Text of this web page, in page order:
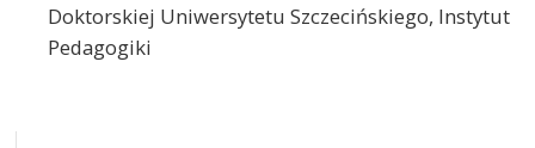
Doktorskiej Uniwersytetu Szczecińskiego, Instytut
Pedagogiki